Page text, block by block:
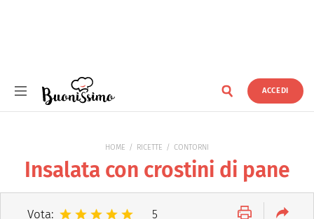
ACCEDI
HOME RICETTE CONTORNI
Insalata con crostini di pane
Vota: 5